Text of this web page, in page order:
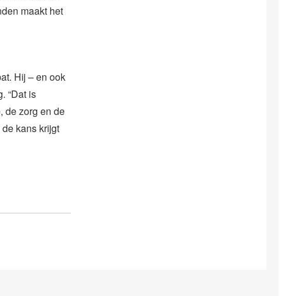
maakt het
Hij – en ook
“Dat is
de zorg en de
kans krijgt